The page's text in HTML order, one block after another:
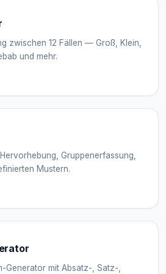
zwischen 12 Fällen — Groß, Klein,
und mehr.
Gruppenerfassung,
Mustern.
Generator mit Absatz-, Satz-,